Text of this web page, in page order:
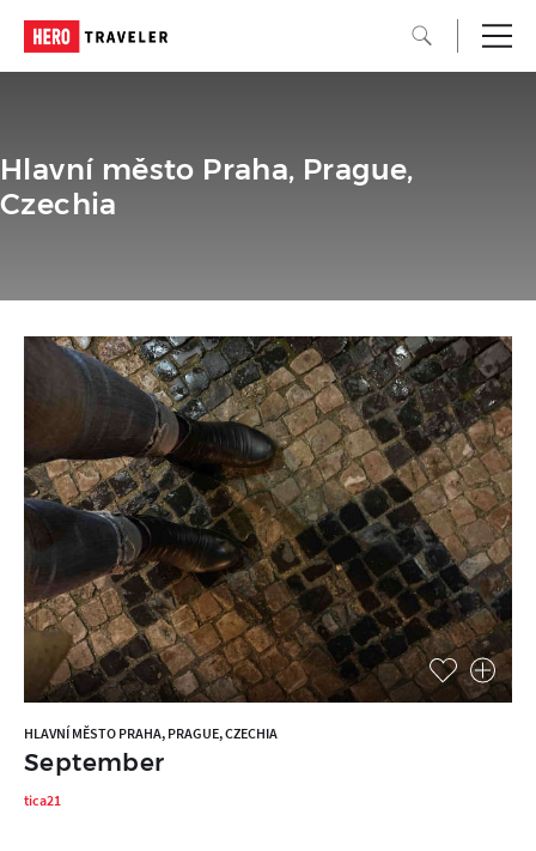
Hlavní město Praha, Prague,
Czechia
HLAVNÍ MĚSTO PRAHA, PRAGUE, CZECHIA
September
tica21